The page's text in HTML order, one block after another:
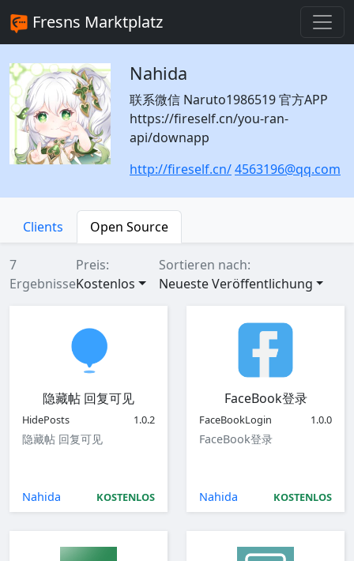
Fresns Marktplatz
Nahida
联系微信 Naruto1986519 官方APP
https://fireself.cn/you-ran-
api/downapp
http://fireself.cn/4563196@qq.com
Clients Open Source
7
Ergebnisse
Preis:
Kostenlos
Sortieren nach:
Neueste Veröffentlichung
隐藏帖 回复可见
HidePosts 1.0.2
隐藏帖 回复可见
Nahida KOSTENLOS
FaceBook登录
FaceBookLogin 1.0.0
FaceBook登录
Nahida KOSTENLOS